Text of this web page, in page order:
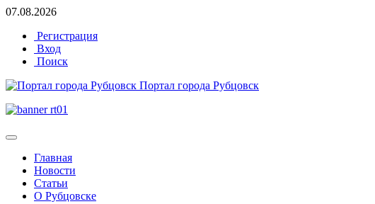
07.08.2026
Регистрация
Вход
Поиск
Портал города Рубцовск
Главная
Новости
Статьи
О Рубцовске